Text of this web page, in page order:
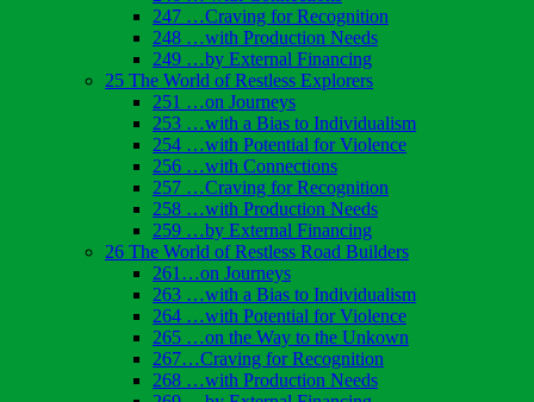
247 …Craving for Recognition
248 …with Production Needs
249 …by External Financing
25 The World of Restless Explorers
251 …on Journeys
253 …with a Bias to Individualism
254 …with Potential for Violence
256 …with Connections
257 …Craving for Recognition
258 …with Production Needs
259 …by External Financing
26 The World of Restless Road Builders
261…on Journeys
263 …with a Bias to Individualism
264 …with Potential for Violence
265 …on the Way to the Unkown
267…Craving for Recognition
268 …with Production Needs